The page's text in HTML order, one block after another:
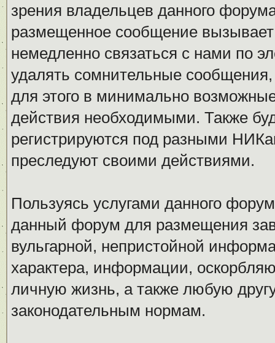
зрения владельцев данного
размещенное сообщение
немедленно связаться с нами по
удалять сомнительные
для этого в минимально
действия необходимыми. Также
регистрируются под разными
преследуют своими действиями.
Пользуясь услугами данного
данный форум для размещения
вульгарной, непристойной
характера, информации,
личную жизнь, а также любую
законодательным нормам.